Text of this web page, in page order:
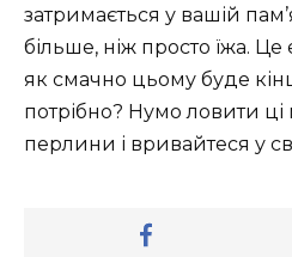
затримається у вашій
більше, ніж просто їжа. Це
як смачно цьому буде
потрібно? Нумо ловити ці
перлини і вривайтеся у